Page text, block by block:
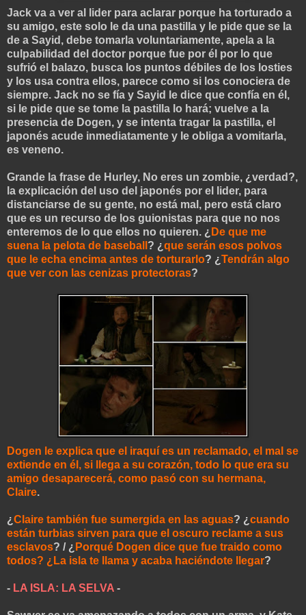
Jack va a ver al lider para aclarar porque ha torturado a
su amigo, este solo le da una pastilla y le pide que se la
de a Sayid, debe tomarla voluntariamente, apela a la
culpabilidad del doctor porque fue por él por lo que
sufrió el balazo, busca los puntos débiles de los losties
y los usa contra ellos, parece como si los conociera de
siempre. Jack no se fía y Sayid le dice que confía en él,
si le pide que se tome la pastilla lo hará; vuelve a la
presencia de Dogen, y se intenta tragar la pastilla, el
japonés acude inmediatamente y le obliga a vomitarla,
es veneno.
Grande la frase de Hurley, No eres un zombie, ¿verdad?,
la explicación del uso del japonés por el lider, para
distanciarse de su gente, no está mal, pero está claro
que es un recurso de los guionistas para que no nos
enteremos de lo que ellos no quieren. ¿ De que me
suena la pelota de baseball ? ¿que serán esos polvos
que le echa encima antes de torturarlo? ¿Tendrán algo
que ver con las cenizas protectoras?
Dogen le explica que el iraquí es un reclamado, el mal se
extiende en él, si llega a su corazón, todo lo que era su
amigo desaparecerá, como pasó con su hermana,
Claire.
¿Claire también fue sumergida en las aguas? ¿cuando
están turbias sirven para que el oscuro reclame a sus
esclavos? / ¿ Porqué Dogen dice que fue traido como
todos? ¿La isla te llama y acaba haciéndote llegar?
- LA ISLA: LA SELVA -